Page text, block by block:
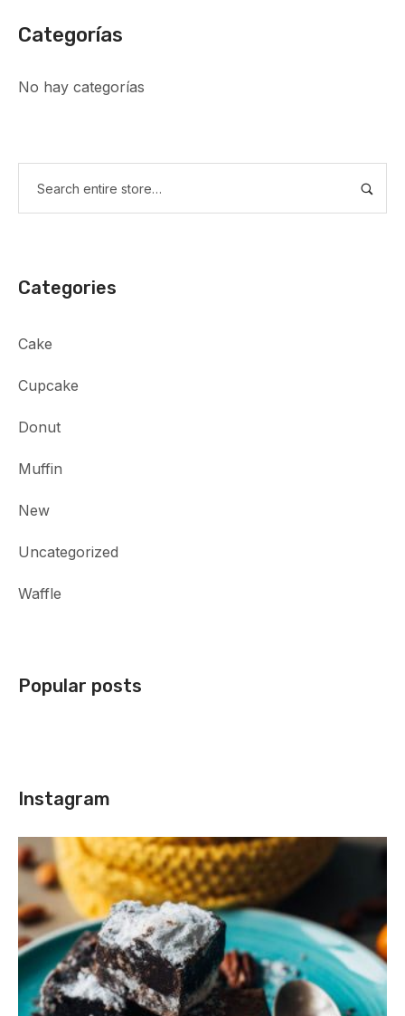
Categorías
No hay categorías
Categories
Cake
Cupcake
Donut
Muffin
New
Uncategorized
Waffle
Popular posts
Instagram